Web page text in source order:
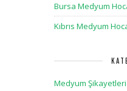
Bursa Medyum
Kıbrıs Medyum
Medyum Şikayetleri